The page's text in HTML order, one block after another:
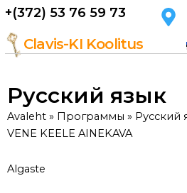
Перейти
содержимому
Clavis-KI Koolitus
+(372) 53 76 59 73
Русский язык
Avaleht » Программы » Русский
VENE KEELE AINEKAVA
Algaste